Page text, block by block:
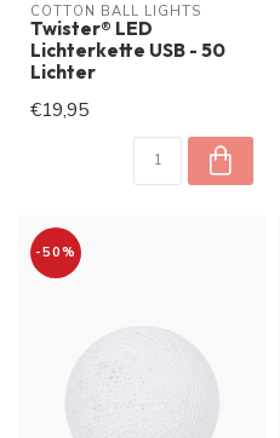
COTTON BALL LIGHTS
Twister® LED
Lichterkette USB - 50
Lichter
€19,95
-50%